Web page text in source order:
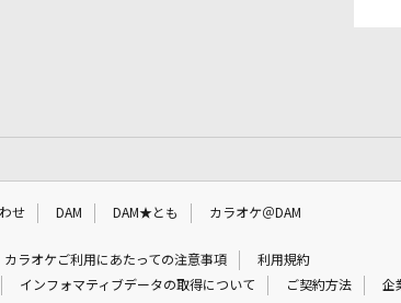
せ DAM DAM★とも カラオケ＠DAM
カラオケご利用にあたっての注意事項
利用規約
インフォマティブデータの取得について ご契約方法 企